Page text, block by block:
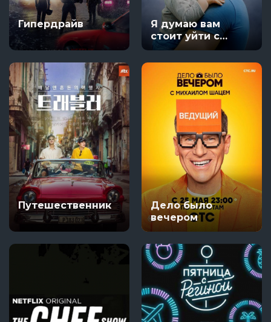
Гипердрайв
Я думаю вам
стоит уйти с
Тимом
Робинсоном
Путешественник
Дело было
вечером